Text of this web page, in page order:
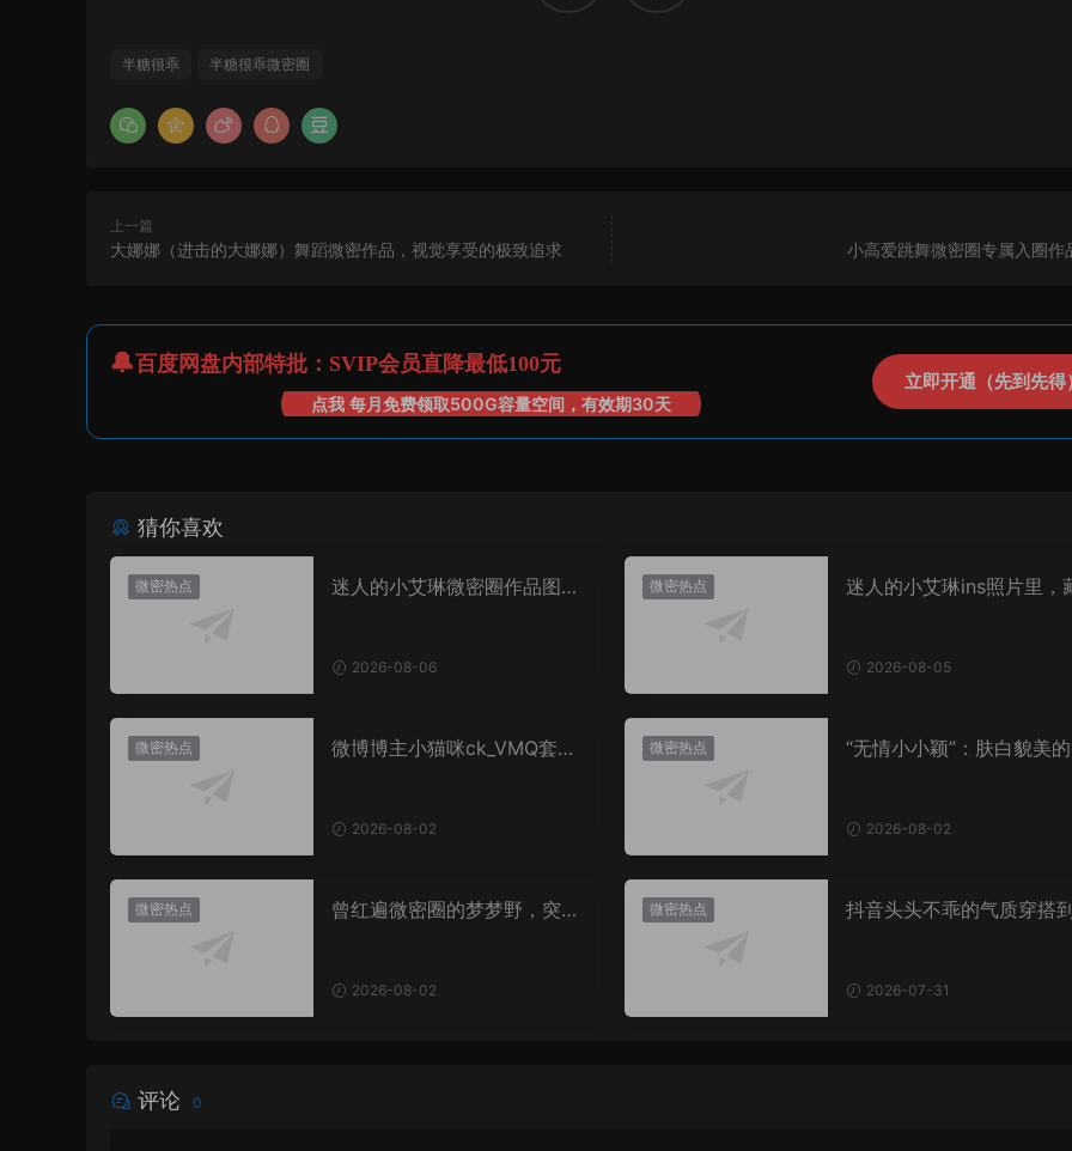
半糖很乖 半糖很乖微密圈
上一篇
大娜娜（进击的大娜娜）舞蹈微密作品，视觉享受的极致追求 小高爱跳舞微密圈专属入圈作
百度网盘内部特批：SVIP会员直降最低100元
点我 每月免费领取500G容量空间，有效期30天
立即开通（先到先得）
猜你喜欢
微密热点
迷人的小艾琳微密圈作品图
2026-08-06
微密热点
迷人的小艾琳ins照片里，
2026-08-05
微密热点
微博博主小猫咪ck_VMQ套
2026-08-02
微密热点
“无情小小颖”：肤白貌美的
2026-08-02
微密热点
曾红遍微密圈的梦梦野，突然
2026-08-02
微密热点
抖音头头不乖的气质穿搭
2026-07-31
评论 0